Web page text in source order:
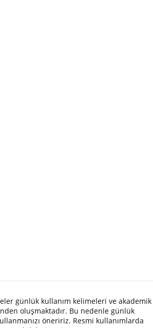
günlük kullanım kelimeleri ve akademik
oluşmaktadır. Bu nedenle günlük
öneririz. Resmi kullanımlarda